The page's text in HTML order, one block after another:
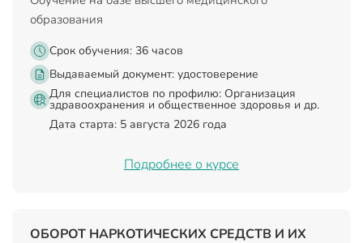
образования
Срок обучения: 36 часов
Выдаваемый документ: удостоверение
Для специалистов по профилю: Организация
здравоохранения и общественное здоровья и др.
Дата старта: 5 августа 2026 года
Подробнее о курсе
ОБОРОТ НАРКОТИЧЕСКИХ СРЕДСТВ И ИХ